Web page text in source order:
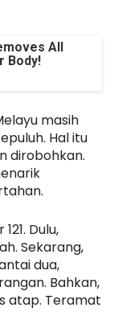
All
Body!
masih
Hal itu
dirobohkan.
Dulu,
Sekarang,
dua,
Bahkan,
atap. Teramat